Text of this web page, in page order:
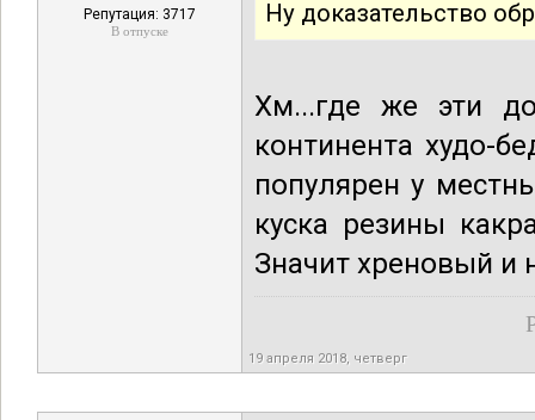
Репутация: 3717
В отпуске
Ну доказательство
Хм...где же эти
континента худо-
популярен у
куска резины
Значит хреновый и
19 апреля 2018, четверг